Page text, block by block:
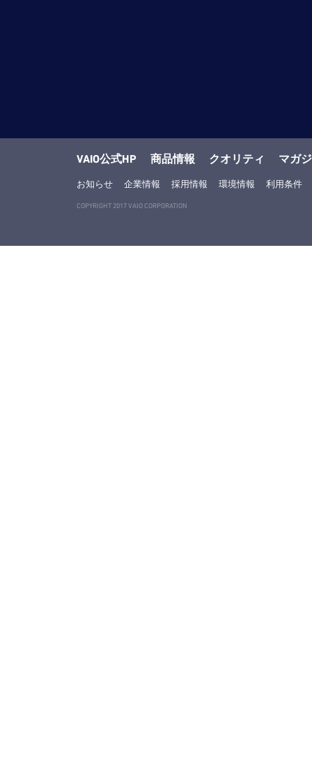
VAIO公式HP 商品情報 クオリティ マガ
お知らせ 企業情報 採用情報 環境情報 利用条件
COPYRIGHT 2017 VAIO CORPORATION